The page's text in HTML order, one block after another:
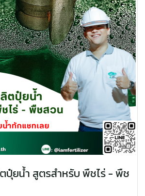
ปุ๋ยน้ำ สูตรสำหรับ พืชไร่ - พืช